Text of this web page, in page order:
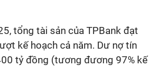
tổng tài sản của TPBank đạt
kế hoạch cả năm. Dư nợ tín
tỷ đồng (tương đương 97% kế